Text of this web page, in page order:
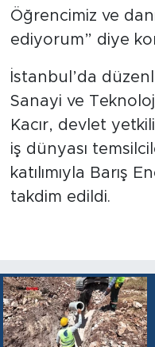
Öğrencimiz ve
ediyorum” diye
İstanbul’da
Sanayi ve
Kacır, devlet
iş dünyası
katılımıyla Barış
takdim edildi.